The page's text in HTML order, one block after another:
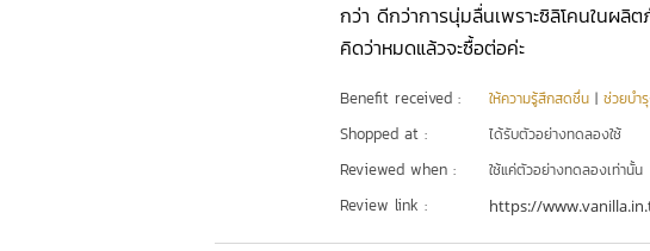
กว่า ดีกว่าการนุ่มลื่นเพราะซิลิโคนในผลิ
คิดว่าหมดแล้วจะซื้อต่อค่ะ
Benefit received : ให้ความรู้สึกสดชื่น | ช่วยบำ
Shopped at : ได้รับตัวอย่างทดลองใช้
Reviewed when : ใช้แค่ตัวอย่างทดลองเท่านั้น
Review link : https://